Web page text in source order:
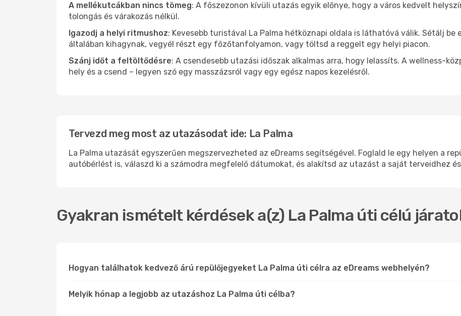
A mellékutcákban nincs tömeg: A főszezonon kívüli utazás egyik előnye, hogy a város kedvelt
tolongás és várakozás nélkül.
Igazodj a helyi ritmushoz: Kevesebb turistával La Palma hétköznapi oldala is láthatóvá válik. Sétálj
általában kihagynak, vegyél részt egy főzőtanfolyamon, vagy töltsd a reggelt egy helyi piacon.
Szánj időt a feltöltődésre: A csendesebb utazási időszak alkalmas arra, hogy lelassíts. A wellness-
hely és a csend – legyen szó egy masszázsról vagy egy egész napos kezelésről.
Tervezd meg most az utazásodat ide: La Palma
La Palma utazását egyszerűen megszervezheted az eDreams segítségével. Foglald le egy helyen a
autóbérlést is, válaszd ki a számodra megfelelő dátumokat, és alakítsd az utazást a saját terveidhez
Gyakran ismételt kérdések a(z) La Palma úti célú
Hogyan találhatok kedvező árú repülőjegyeket La Palma úti célra az eDreams webhelyén?
Melyik hónap a legjobb az utazáshoz La Palma úti célba?